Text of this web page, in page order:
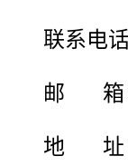
联系电
邮 箱：
地 址：